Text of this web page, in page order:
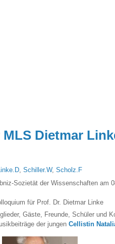
Dietmar
Schiller.W, Scholz.F
Sozietät der Wissenschaften am
für Prof. Dr. Dietmar Linke
Gäste, Freunde, Schüler und
der jungen Cellistin